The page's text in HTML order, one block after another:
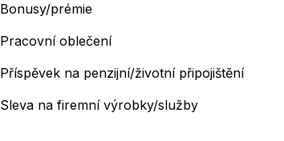
Bonusy/prémie
Pracovní oblečení
Příspěvek na penzijní/životní připojištění
Sleva na firemní výrobky/služby